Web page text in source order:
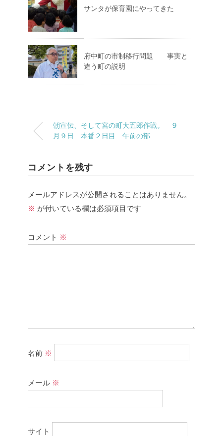
サンタが保育園にやってきた
府中町の市制移行問題 事実と
違う町の説明
朝宣伝、そして宮の町大五郎作戦。 ９
月９日 本番２日目 午前の部
コメントを残す
メールアドレスが公開されることはありません。
※ が付いている欄は必須項目です
コメント ※
名前 ※
メール ※
サイト